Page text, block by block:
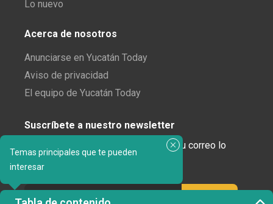
Temas principales que te pueden
interesar
Lo nuevo
Acerca de nosotros
Anunciarse en Yucatán Today
Aviso de privacidad
El equipo de Yucatán Today
Suscríbete a nuestro newsletter
¿Enamorado de Yucatán? Recibe en tu correo lo
mejor de Yucatán Today.